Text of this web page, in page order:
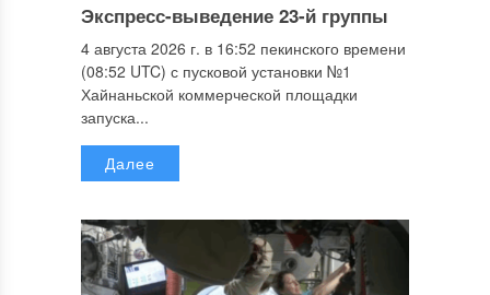
Экспресс-выведение 23-й группы
4 августа 2026 г. в 16:52 пекинского времени
(08:52 UTC) с пусковой установки №1
Хайнаньской коммерческой площадки
запуска...
Далее